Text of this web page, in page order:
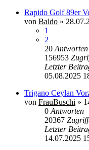
Rapido Golf 89er
von Baldo »
1
2
20 Antworten
156953
Letzter
05.08.2025
Trigano Ceylan
von FrauBuschi »
0 Antworten
20367
Letzter
14.07.2025